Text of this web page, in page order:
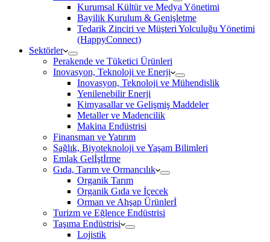
Kurumsal Kültür ve Medya Yönetimi
Bayilik Kurulum & Genişletme
Tedarik Zinciri ve Müşteri Yolculuğu Yönetimi
(HappyConnect)
Sektörler
Perakende ve Tüketici Ürünleri
Inovasyon, Teknoloji ve Enerji
Inovasyon, Teknoloji ve Mühendislik
Yenilenebilir Enerji
Kimyasallar ve Gelişmiş Maddeler
Metaller ve Madencilik
Makina Endüstrisi
Finansman ve Yatırım
Sağlık, Biyoteknoloji ve Yaşam Bilimleri
Emlak Gelİştİrme
Gıda, Tarım ve Ormancılık
Organik Tarım
Organik Gıda ve İçecek
Orman ve Ahşap Ürünlerİ
Turizm ve Eğlence Endüstrisi
Taşıma Endüstrisi
Lojistik